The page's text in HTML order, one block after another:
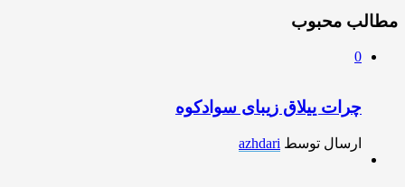
مطالب محبوب
0
چرات ییلاق زیبای سوادکوه
ارسال توسط azhdari